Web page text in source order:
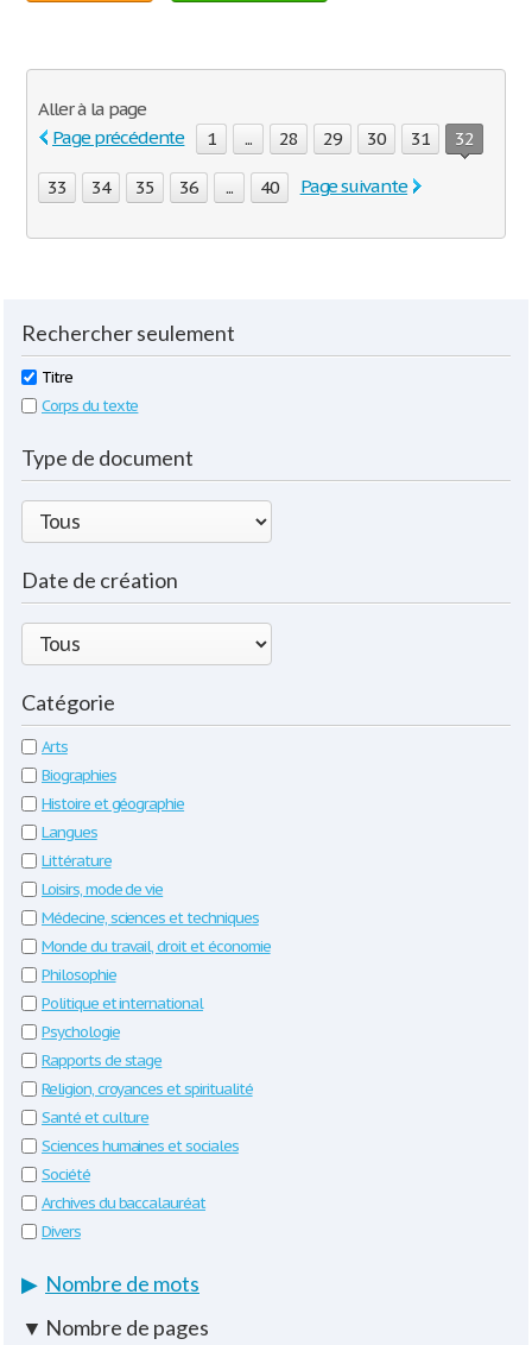
Aller à la page
Page précédente
1 ... 28 29 30 31 32
33 34 35 36 ... 40 Page suivante
Rechercher seulement
Titre
Corps du texte
Type de document
Date de création
Catégorie
Arts
Biographies
Histoire et géographie
Langues
Littérature
Loisirs, mode de vie
Médecine, sciences et techniques
Monde du travail, droit et économie
Philosophie
Politique et international
Psychologie
Rapports de stage
Religion, croyances et spiritualité
Santé et culture
Sciences humaines et sociales
Société
Archives du baccalauréat
Divers
▶ Nombre de mots
▼ Nombre de pages